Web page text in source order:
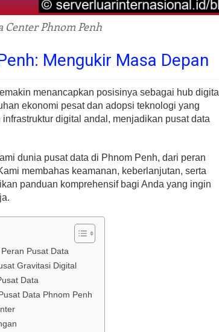
Center Phnom Penh
Mengukir Masa Depan
menancapkan posisinya sebagai hub digital
ekonomi pesat dan adopsi teknologi yang
digital andal, menjadikan pusat data
dunia pusat data di Phnom Penh, dari peran
membahas keamanan, keberlanjutan, serta
panduan komprehensif bagi Anda yang ingin
Pusat Data
Gravitasi Digital
Data
Data Phnom Penh